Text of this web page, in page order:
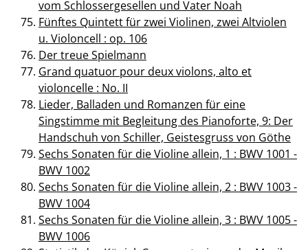
vom Schlossergesellen und Vater Noah
Fünftes Quintett für zwei Violinen, zwei Altviolen
u. Violoncell : op. 106
Der treue Spielmann
Grand quatuor pour deux violons, alto et
violoncelle : No. II
Lieder, Balladen und Romanzen für eine
Singstimme mit Begleitung des Pianoforte, 9: Der
Handschuh von Schiller, Geistesgruss von Göthe
Sechs Sonaten für die Violine allein, 1 : BWV 1001 -
BWV 1002
Sechs Sonaten für die Violine allein, 2 : BWV 1003 -
BWV 1004
Sechs Sonaten für die Violine allein, 3 : BWV 1005 -
BWV 1006